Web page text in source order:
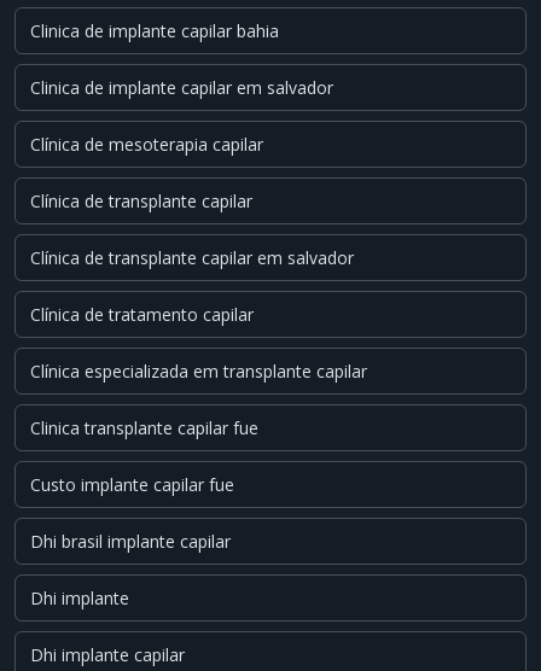
Clinica de implante capilar bahia
Clinica de implante capilar em salvador
Clínica de mesoterapia capilar
Clínica de transplante capilar
Clínica de transplante capilar em salvador
Clínica de tratamento capilar
Clínica especializada em transplante capilar
Clinica transplante capilar fue
Custo implante capilar fue
Dhi brasil implante capilar
Dhi implante
Dhi implante capilar